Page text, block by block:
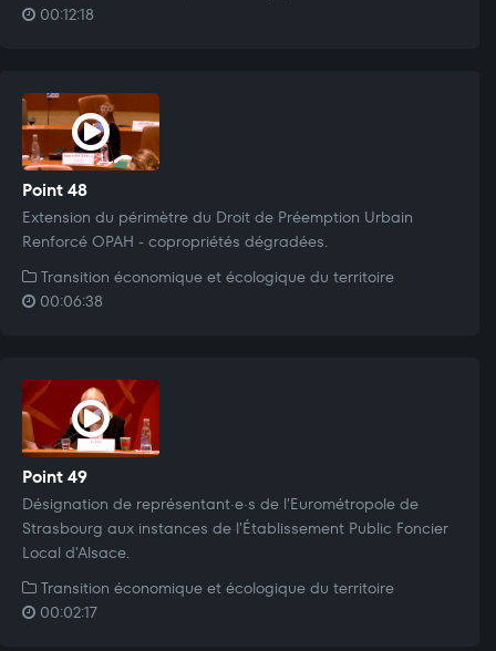
00:12:18
Point 48
Extension du périmètre du Droit de Préemption Urbain
Renforcé OPAH - copropriétés dégradées.
Transition économique et écologique du territoire
00:06:38
Point 49
Désignation de représentant·e·s de l'Eurométropole de
Strasbourg aux instances de l'Établissement Public Foncier
Local d'Alsace.
Transition économique et écologique du territoire
00:02:17